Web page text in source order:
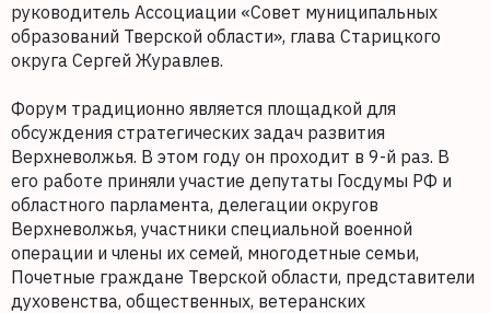
руководитель Ассоциации «Совет муниципальных
образований Тверской области», глава Старицкого
округа Сергей Журавлев.
Форум традиционно является площадкой для
обсуждения стратегических задач развития
Верхневолжья. В этом году он проходит в 9-й раз. В
его работе приняли участие депутаты Госдумы РФ и
областного парламента, делегации округов
Верхневолжья, участники специальной военной
операции и члены их семей, многодетные семьи,
Почетные граждане Тверской области, представители
духовенства, общественных, ветеранских